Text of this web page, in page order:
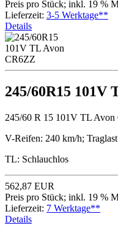
Preis pro Stück; inkl. 19 %
Lieferzeit: 3-5 Werktage**
Details
245/60R15 101V
245/60 R 15 101V TL Avon
V-Reifen: 240 km/h;
TL: Schlauchlos
562,87 EUR
Preis pro Stück; inkl. 19 %
Lieferzeit: 7 Werktage**
Details